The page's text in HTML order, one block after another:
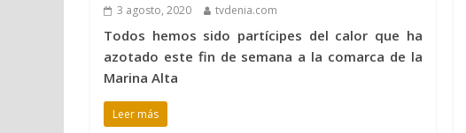
3 agosto, 2020 tvdenia.com
Todos hemos sido partícipes del calor que ha
azotado este fin de semana a la comarca de la
Marina Alta
Leer más